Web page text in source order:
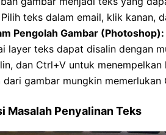
Pilih teks dalam email, klik kanan,
Pengolah Gambar (Photoshop):
layer teks dapat disalin dengan
dan Ctrl+V untuk
dari gambar mungkin memerlukan
Masalah Penyalinan Teks